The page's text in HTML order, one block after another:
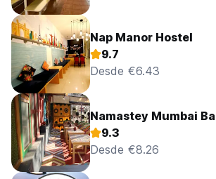
Nap Manor Hostel
9.7
Desde €6.43
Namastey Mumbai
9.3
Desde €8.26